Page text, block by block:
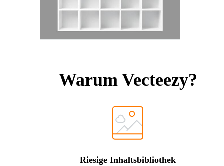
Warum Vecteezy?
Riesige Inhaltsbibliothek